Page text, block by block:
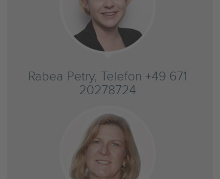
Rabea Petry, Telefon +49 671
20278724